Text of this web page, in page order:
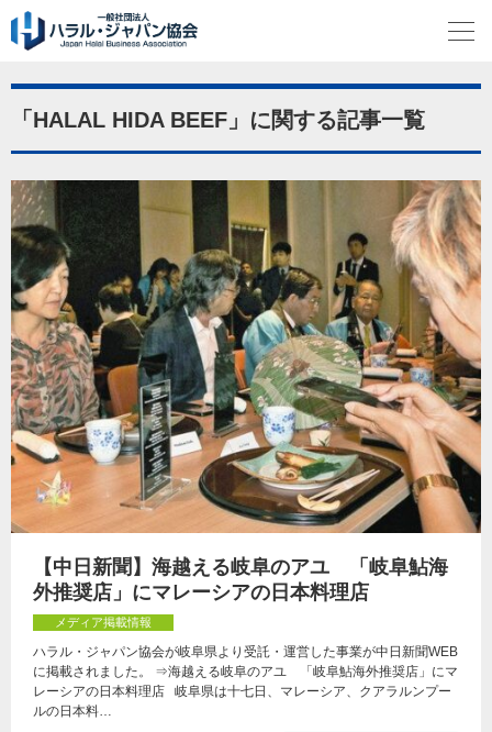
「HALAL HIDA BEEF」に関する記事一覧
【中日新聞】海越える岐阜のアユ 「岐阜鮎海
外推奨店」にマレーシアの日本料理店
メディア掲載情報
ハラル・ジャパン協会が岐阜県より受託・運営した事業が中日新聞WEB
に掲載されました。 ⇒海越える岐阜のアユ 「岐阜鮎海外推奨店」にマ
レーシアの日本料理店 岐阜県は十七日、マレーシア、クアラルンプー
ルの日本料…